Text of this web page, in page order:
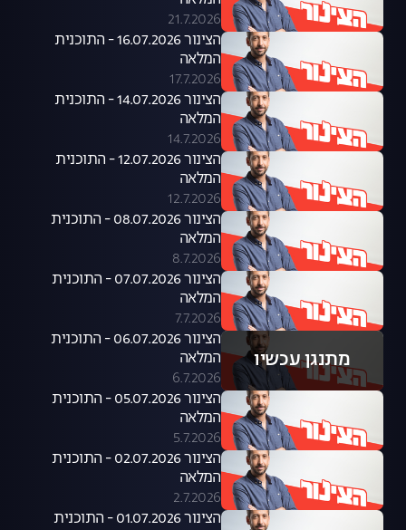
21.7.2026
הצינור 16.07.2026 - התוכנית
המלאה
17.7.2026
הצינור 14.07.2026 - התוכנית
המלאה
14.7.2026
הצינור 12.07.2026 - התוכנית
המלאה
12.7.2026
הצינור 08.07.2026 - התוכנית
המלאה
8.7.2026
הצינור 07.07.2026 - התוכנית
המלאה
7.7.2026
מתנגן עכשיו
הצינור 06.07.2026 - התוכנית
המלאה
6.7.2026
הצינור 05.07.2026 - התוכנית
המלאה
5.7.2026
הצינור 02.07.2026 - התוכנית
המלאה
2.7.2026
הצינור 01.07.2026 - התוכנית